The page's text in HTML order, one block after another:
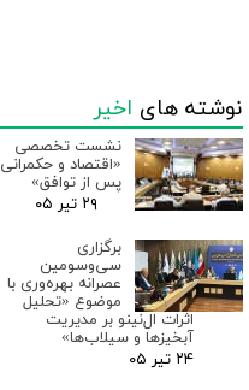
نوشته های اخیر
نشست تخصصی
«اقتصاد و حکمرانی
پس از توافق»
۲۹ تیر ۰۵
برگزاری
سی‌وسومین
عصرانه بهره‌وری با
موضوع «تحلیل
اثرات ال‌نینو بر مدیریت
آبخیزها و سیلاب‌ها»
۲۴ تیر ۰۵